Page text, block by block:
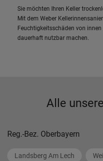
Sie möchten Ihren Keller
Mit dem Weber
Feuchtigkeitsschäden von
dauerhaft nutzbar machen.
Alle
Reg.-Bez. Oberbayern
Landsberg Am Lech